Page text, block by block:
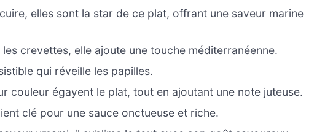
elles sont la star de ce plat, offrant une saveur marine
les crevettes, elle ajoute une touche méditerranéenne.
qui réveille les papilles.
couleur égayent le plat, tout en ajoutant une note juteuse.
clé pour une sauce onctueuse et riche.